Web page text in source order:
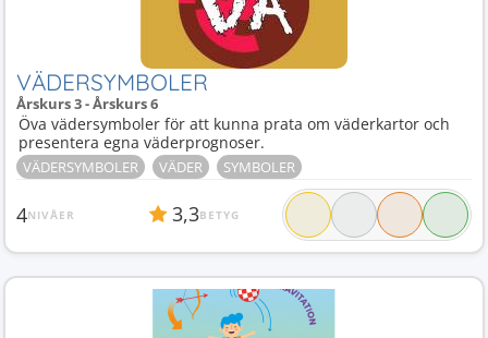
VÄDERSYMBOLER
Årskurs 3 - Årskurs 6
Öva vädersymboler för att kunna prata om väderkartor och
presentera egna väderprognoser.
VÄDERSYMBOLER VÄDER SYMBOLER
4NIVÅER 3,3BETYG